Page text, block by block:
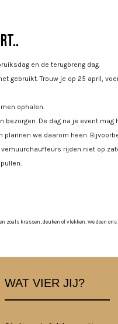
en de terugbreng dag.
gebruikt. Trouw je op 25 april,
ophalen.
De dag na je event
we daarom heen.
rijden niet op
krassen, deuken of vlekken. We doen
WAT VIER JIJ?